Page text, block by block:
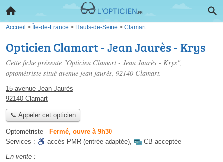
Accueil > Île-de-France > Hauts-de-Seine > Clamart
Opticien Clamart - Jean Jaurès - Krys
Cette fiche présente "Opticien Clamart - Jean Jaurès - Krys",
optométriste situé avenue jean jaurès, 92140 Clamart.
15 avenue Jean Jaurès
92140 Clamart
📞 Appeler cet opticien
Optométriste - Fermé, ouvre à 9h30
Services :
accès PMR (entrée adaptée),
CB acceptée
En vente :